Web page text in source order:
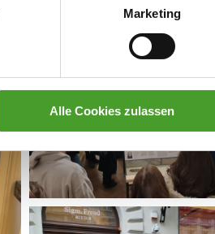
Marketing
Alle Cookies zulassen